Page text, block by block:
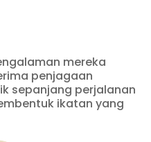
mereka
penjagaan
sepanjang perjalanan
ikatan yang